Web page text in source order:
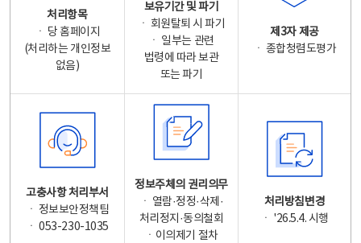
처리항목
ㆍ 당 홈페이지
(처리하는 개인정보
없음)
보유기간 및 파기
ㆍ 회원탈퇴 시 파기
ㆍ 일부는 관련
법령에 따라 보관
또는 파기
제3자 제공
ㆍ 종합청렴도평가
고충사항 처리부서
ㆍ 정보보안정책팀
ㆍ 053-230-1035
정보주체의 권리의무
ㆍ 열람·정정·삭제·
처리정지·동의철회
ㆍ이의제기 절차
처리방침변경
ㆍ '26.5.4. 시행